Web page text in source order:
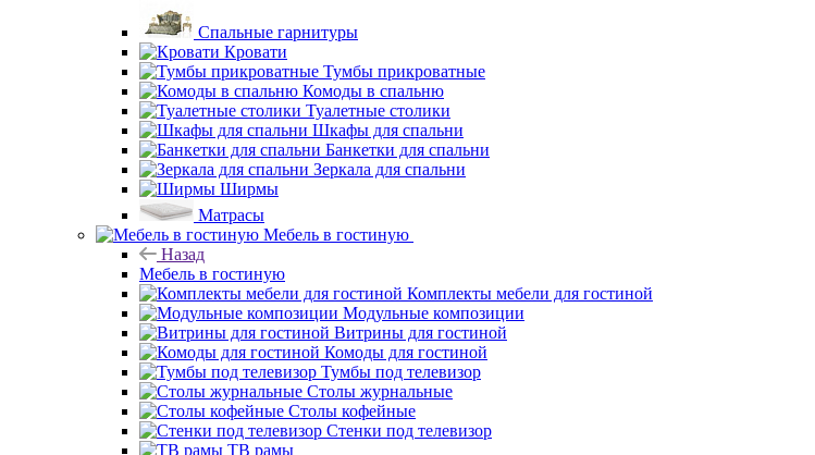
Спальные гарнитуры
Кровати
Тумбы прикроватные
Комоды в спальню
Туалетные столики
Шкафы для спальни
Банкетки для спальни
Зеркала для спальни
Ширмы
Матрасы
Мебель в гостиную
Назад
Мебель в гостиную
Комплекты мебели для гостиной
Модульные композиции
Витрины для гостиной
Комоды для гостиной
Тумбы под телевизор
Столы журнальные
Столы кофейные
Стенки под телевизор
ТВ рамы